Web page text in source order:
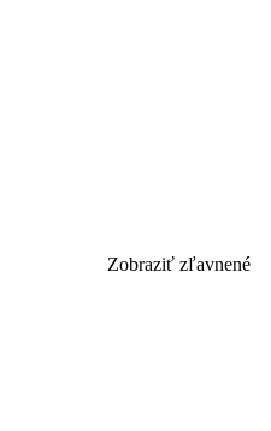
Zobraziť zľavnené